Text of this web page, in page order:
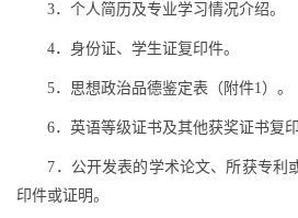
3．个人简历及专业学习情况介绍。
4．身份证、学生证复印件。
5．思想政治品德鉴定表（附件1）。
6．英语等级证书及其他获奖证书复印
7 ．公开发表的学术论文、所获专利
印件或证明。